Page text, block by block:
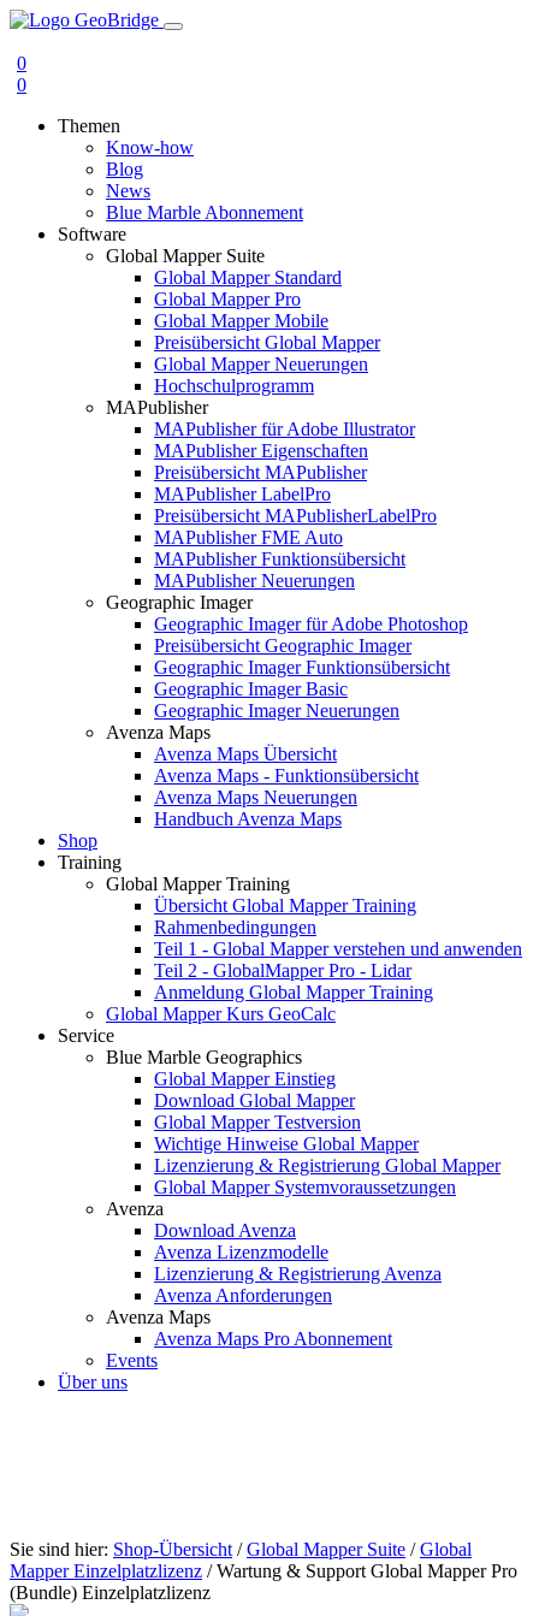
0
0
Themen
Know-how
Blog
News
Blue Marble Abonnement
Software
Global Mapper Suite
Global Mapper Standard
Global Mapper Pro
Global Mapper Mobile
Preisübersicht Global Mapper
Global Mapper Neuerungen
Hochschulprogramm
MAPublisher
MAPublisher für Adobe Illustrator
MAPublisher Eigenschaften
Preisübersicht MAPublisher
MAPublisher LabelPro
Preisübersicht MAPublisherLabelPro
MAPublisher FME Auto
MAPublisher Funktionsübersicht
MAPublisher Neuerungen
Geographic Imager
Geographic Imager für Adobe Photoshop
Preisübersicht Geographic Imager
Geographic Imager Funktionsübersicht
Geographic Imager Basic
Geographic Imager Neuerungen
Avenza Maps
Avenza Maps Übersicht
Avenza Maps - Funktionsübersicht
Avenza Maps Neuerungen
Handbuch Avenza Maps
Shop
Training
Global Mapper Training
Übersicht Global Mapper Training
Rahmenbedingungen
Teil 1 - Global Mapper verstehen und anwenden
Teil 2 - GlobalMapper Pro - Lidar
Anmeldung Global Mapper Training
Global Mapper Kurs GeoCalc
Service
Blue Marble Geographics
Global Mapper Einstieg
Download Global Mapper
Global Mapper Testversion
Wichtige Hinweise Global Mapper
Lizenzierung & Registrierung Global Mapper
Global Mapper Systemvoraussetzungen
Avenza
Download Avenza
Avenza Lizenzmodelle
Lizenzierung & Registrierung Avenza
Avenza Anforderungen
Avenza Maps
Avenza Maps Pro Abonnement
Events
Über uns
Sie sind hier: Shop-Übersicht /Global Mapper Suite /Global
Mapper Einzelplatzlizenz / Wartung & Support Global Mapper Pro
(Bundle) Einzelplatzlizenz